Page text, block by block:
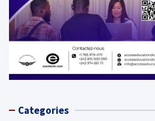
Categories